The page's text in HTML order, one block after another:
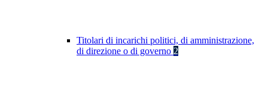
Titolari di incarichi politici, di amministrazione,
di direzione o di governo 2